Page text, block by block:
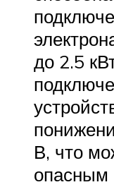
до 2.5
В, что
опасным